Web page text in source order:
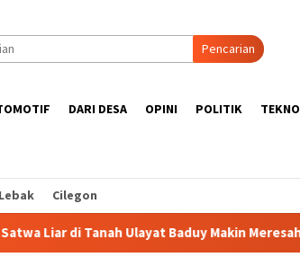
Pencarian
DARI DESA OPINI POLITIK
Lebak Cilegon
Baduy Makin Meresahkan Rumah